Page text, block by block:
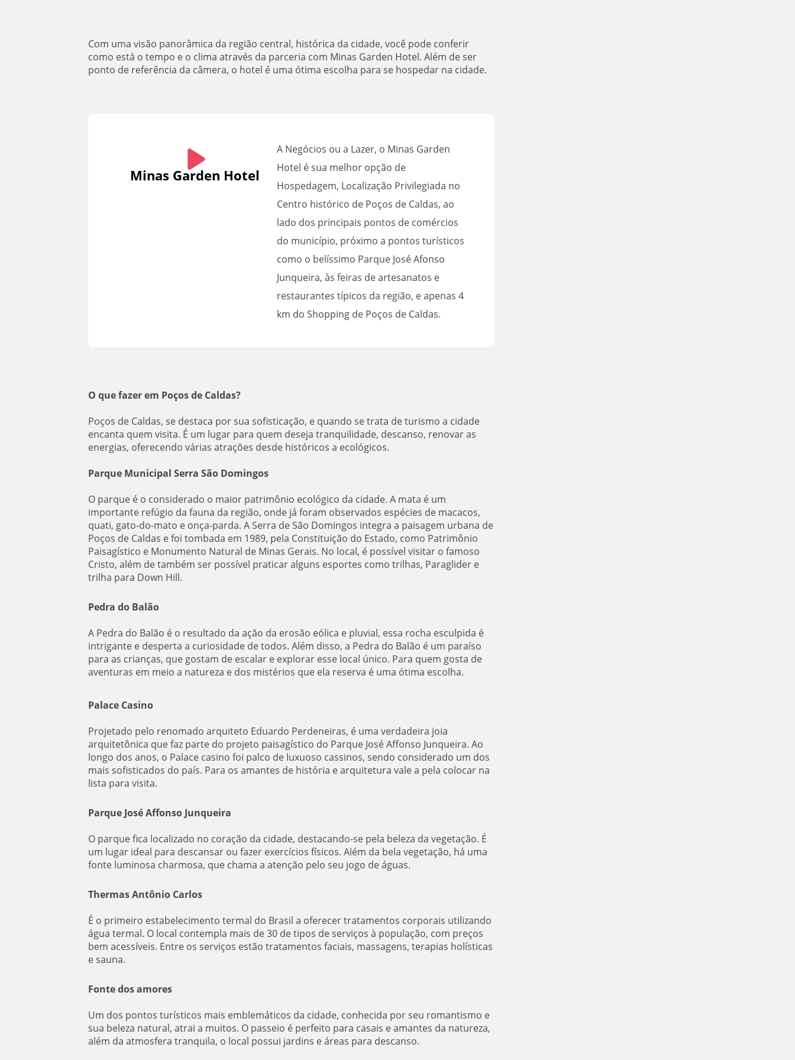
Com uma visão panorâmica da região central, histórica da cidade, você pode conferir
como está o tempo e o clima através da parceria com Minas Garden Hotel. Além de ser
ponto de referência da câmera, o hotel é uma ótima escolha para se hospedar na cidade.
Minas Garden Hotel
A Negócios ou a Lazer, o Minas Garden
Hotel é sua melhor opção de
Hospedagem, Localização Privilegiada no
Centro histórico de Poços de Caldas, ao
lado dos principais pontos de comércios
do município, próximo a pontos turísticos
como o belíssimo Parque José Afonso
Junqueira, às feiras de artesanatos e
restaurantes típicos da região, e apenas 4
km do Shopping de Poços de Caldas.
O que fazer em Poços de Caldas?
Poços de Caldas, se destaca por sua sofisticação, e quando se trata de turismo a cidade
encanta quem visita. É um lugar para quem deseja tranquilidade, descanso, renovar as
energias, oferecendo várias atrações desde históricos a ecológicos.
Parque Municipal Serra São Domingos
O parque é o considerado o maior patrimônio ecológico da cidade. A mata é um
importante refúgio da fauna da região, onde já foram observados espécies de macacos,
quati, gato-do-mato e onça-parda. A Serra de São Domingos integra a paisagem urbana de
Poços de Caldas e foi tombada em 1989, pela Constituição do Estado, como Patrimônio
Paisagístico e Monumento Natural de Minas Gerais. No local, é possível visitar o famoso
Cristo, além de também ser possível praticar alguns esportes como trilhas, Paraglider e
trilha para Down Hill.
Pedra do Balão
A Pedra do Balão é o resultado da ação da erosão eólica e pluvial, essa rocha esculpida é
intrigante e desperta a curiosidade de todos. Além disso, a Pedra do Balão é um paraíso
para as crianças, que gostam de escalar e explorar esse local único. Para quem gosta de
aventuras em meio a natureza e dos mistérios que ela reserva é uma ótima escolha.
Palace Casino
Projetado pelo renomado arquiteto Eduardo Perdeneiras, é uma verdadeira joia
arquitetônica que faz parte do projeto paisagístico do Parque José Affonso Junqueira. Ao
longo dos anos, o Palace casino foi palco de luxuoso cassinos, sendo considerado um dos
mais sofisticados do país. Para os amantes de história e arquitetura vale a pela colocar na
lista para visita.
Parque José Affonso Junqueira
O parque fica localizado no coração da cidade, destacando-se pela beleza da vegetação. É
um lugar ideal para descansar ou fazer exercícios físicos. Além da bela vegetação, há uma
fonte luminosa charmosa, que chama a atenção pelo seu jogo de águas.
Thermas Antônio Carlos
É o primeiro estabelecimento termal do Brasil a oferecer tratamentos corporais utilizando
água termal. O local contempla mais de 30 de tipos de serviços à população, com preços
bem acessíveis. Entre os serviços estão tratamentos faciais, massagens, terapias holísticas
e sauna.
Fonte dos amores
Um dos pontos turísticos mais emblemáticos da cidade, conhecida por seu romantismo e
sua beleza natural, atrai a muitos. O passeio é perfeito para casais e amantes da natureza,
além da atmosfera tranquila, o local possui jardins e áreas para descanso.